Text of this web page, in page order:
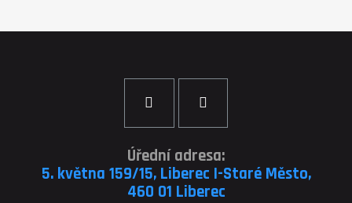
Úřední adresa:
5. května 159/15, Liberec I-Staré Město,
460 01 Liberec